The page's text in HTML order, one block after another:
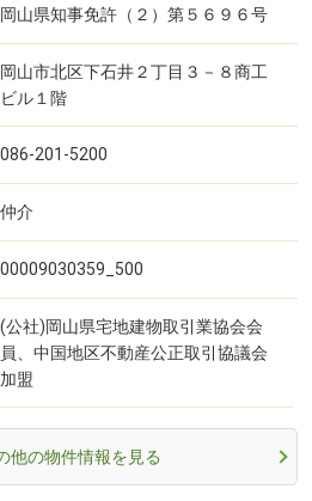
岡山県知事免許（２）第５６９６号
岡山市北区下石井２丁目３－８商工
ビル１階
086-201-5200
仲介
00009030359_500
(公社)岡山県宅地建物取引業協会会
員、中国地区不動産公正取引協議会
加盟
他の物件情報を見る